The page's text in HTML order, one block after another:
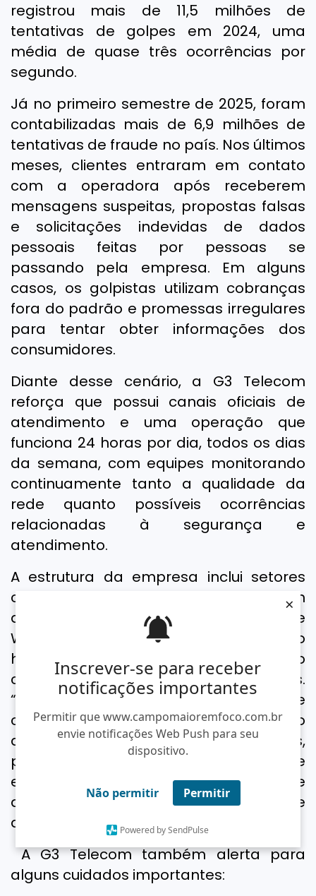
Inscrever-se para receber
notificações importantes
Permitir que www.campomaioremfoco.com.br
envie notificações Web Push para seu
dispositivo.
Não permitir Permitir
Powered by SendPulse
×
registrou mais de 11,5 milhões de
tentativas de golpes em 2024, uma
média de quase três ocorrências por
segundo.
Já no primeiro semestre de 2025, foram
contabilizadas mais de 6,9 milhões de
tentativas de fraude no país. Nos últimos
meses, clientes entraram em contato
com a operadora após receberem
mensagens suspeitas, propostas falsas
e solicitações indevidas de dados
pessoais feitas por pessoas se
passando pela empresa. Em alguns
casos, os golpistas utilizam cobranças
fora do padrão e promessas irregulares
para tentar obter informações dos
consumidores.
Diante desse cenário, a G3 Telecom
reforça que possui canais oficiais de
atendimento e uma operação que
funciona 24 horas por dia, todos os dias
da semana, com equipes monitorando
continuamente tanto a qualidade da
rede quanto possíveis ocorrências
relacionadas à segurança e
atendimento.
A estrutura da empresa inclui setores
como SAC, NOC e Infraestrutura, além
de suporte técnico via ligação e
WhatsApp, garantindo atendimento
humanizado e acompanhamento
constante das demandas dos clientes.
“A orientação é que o cliente sempre
confirme qualquer informação
diretamente nos nossos canais oficiais,
principalmente em situações que
envolvam pagamentos, envio de
documentos ou compartilhamento de
dados pessoais”, reforça a empresa.
A G3 Telecom também alerta para
alguns cuidados importantes: